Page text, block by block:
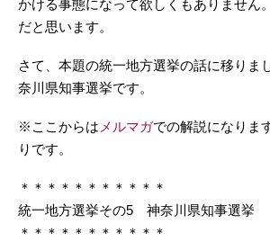
かける事態になって欲しくもありません
だと思います。
さて、本題の統一地方選挙の話に移りま
奈川県知事選挙です。
※ここからは メルマガでの解説になりま
りです。
＊＊＊＊＊＊＊＊＊＊＊
統一地方選挙その5 神奈川県知事選挙
＊＊＊＊＊＊＊＊＊＊＊